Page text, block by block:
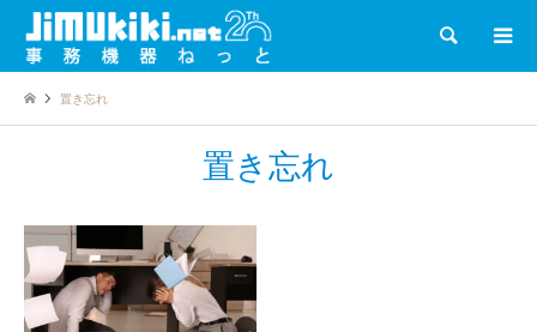
検索
置き忘れ
置き忘れ